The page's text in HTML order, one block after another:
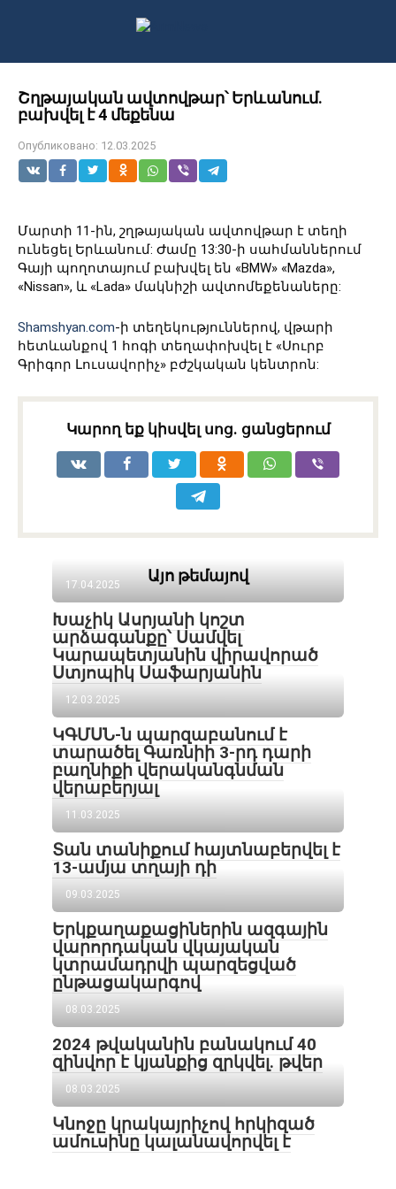
Շղթայական ավտովթար՝ Երևանում.
բախվել է 4 մեքենա
Опубликовано: 12.03.2025
Մարտի 11-ին, շղթայական ավտովթար է տեղի
ունեցել Երևանում: Ժամը 13:30-ի սահմաններում
Գայի պողոտայում բախվել են «BMW» «Mazda»,
«Nissan», և «Lada» մակնիշի ավտոմեքենաները:
Shamshyan.com-ի տեղեկություններով, վթարի
հետևանքով 1 հոգի տեղափոխվել է «Սուրբ
Գրիգոր Լուսավորիչ» բժշկական կենտրոն:
Կարող եք կիսվել սոց․ ցանցերում
Այո թեմայով
17.04.2025
Խաչիկ Ասրյանի կոշտ
արձագանքը՝ Սամվել
Կարապետյանին վիրավորած
Ստյոպիկ Սաֆարյանին
12.03.2025
ԿԳՄՍՆ-ն պարզաբանում է
տարածել Գառնիի 3-րդ դարի
բաղնիքի վերականգնման
վերաբերյալ
11.03.2025
Տան տանիքում հայտնաբերվել է
13-ամյա տղայի դի
09.03.2025
Երկքաղաքացիներին ազգային
վարորդական վկայական
կտրամադրվի պարզեցված
ընթացակարգով
08.03.2025
2024 թվականին բանակում 40
զինվոր է կյանքից զրկվել. թվեր
08.03.2025
Կնոջը կրակայրիչով հրկիզած
ամուսինը կալանավորվել է